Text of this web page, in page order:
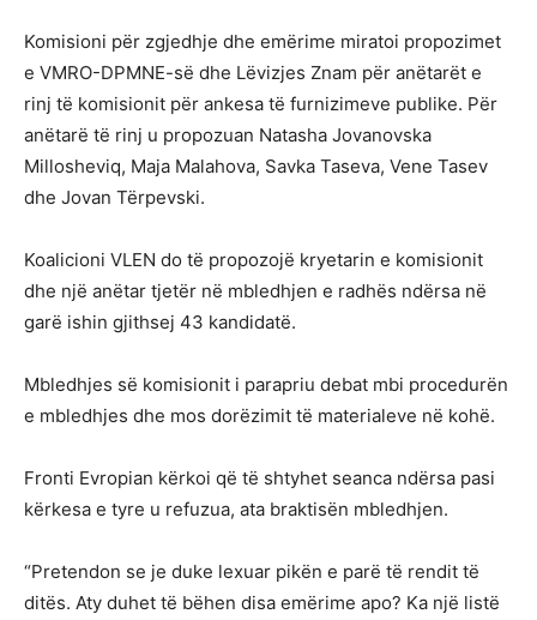
Komisioni për zgjedhje dhe emërime miratoi propozimet
e VMRO-DPMNE-së dhe Lëvizjes Znam për anëtarët e
rinj të komisionit për ankesa të furnizimeve publike. Për
anëtarë të rinj u propozuan Natasha Jovanovska
Millosheviq, Maja Malahova, Savka Taseva, Vene Tasev
dhe Jovan Tërpevski.
Koalicioni VLEN do të propozojë kryetarin e komisionit
dhe një anëtar tjetër në mbledhjen e radhës ndërsa në
garë ishin gjithsej 43 kandidatë.
Mbledhjes së komisionit i parapriu debat mbi procedurën
e mbledhjes dhe mos dorëzimit të materialeve në kohë.
Fronti Evropian kërkoi që të shtyhet seanca ndërsa pasi
kërkesa e tyre u refuzua, ata braktisën mbledhjen.
“Pretendon se je duke lexuar pikën e parë të rendit të
ditës. Aty duhet të bëhen disa emërime apo? Ka një listë